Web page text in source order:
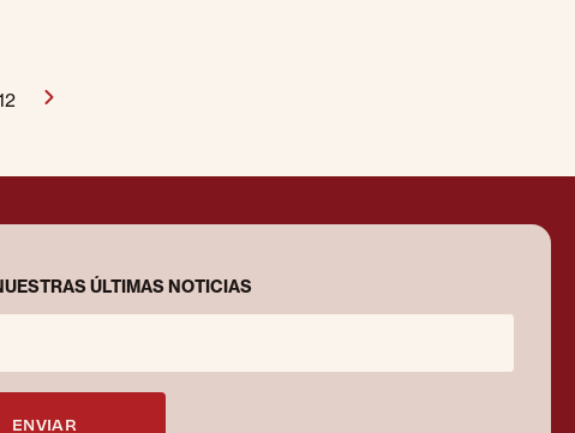
ÚLTIMAS NOTICIAS
ENVIAR